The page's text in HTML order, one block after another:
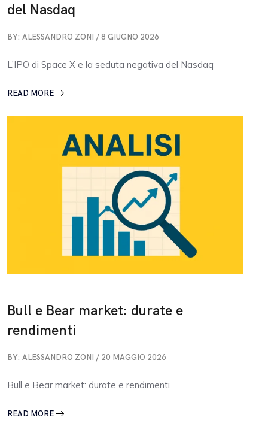
del Nasdaq
BY: ALESSANDRO ZONI / 8 GIUGNO 2026
L’IPO di Space X e la seduta negativa del Nasdaq
READ MORE
Bull e Bear market: durate e
rendimenti
BY: ALESSANDRO ZONI / 20 MAGGIO 2026
Bull e Bear market: durate e rendimenti
READ MORE